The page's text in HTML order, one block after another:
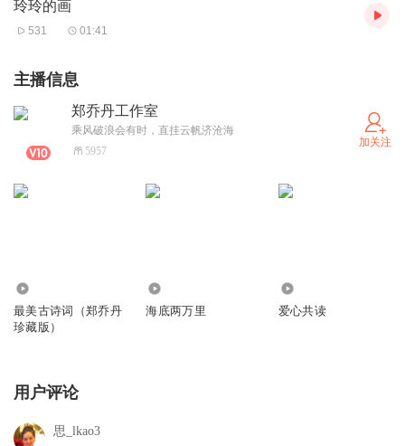
玲玲的画
531 01:41
主播信息
郑乔丹工作室
乘风破浪会有时，直挂云帆济沧海
5957
加关注
最美古诗词（郑乔丹
珍藏版）
海底两万里 爱心共读
用户评论
思_lkao3